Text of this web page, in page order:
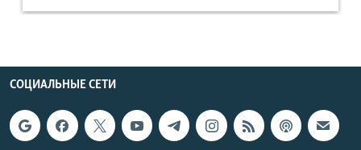
СОЦИАЛЬНЫЕ СЕТИ